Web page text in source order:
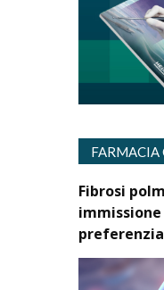
FARMACIA
Fibrosi